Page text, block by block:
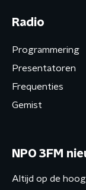
Radio
Programmering
Presentatoren
Frequenties
Gemist
NPO 3FM
Altijd op de